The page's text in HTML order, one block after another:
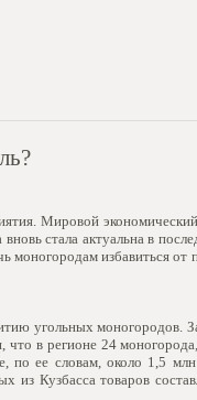
Мировой
стала актуальна в
избавиться от
угольных моногородов.
что в регионе 24
по ее словам, около 1,5
Кузбасса товаров